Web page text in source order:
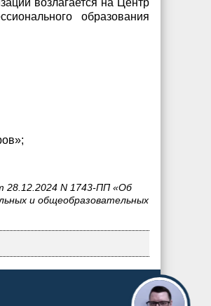
возлагается на Центр
образования
28.12.2024 N 1743-ПП «Об
и общеобразовательных